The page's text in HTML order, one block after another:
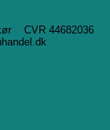
CVR 44682036